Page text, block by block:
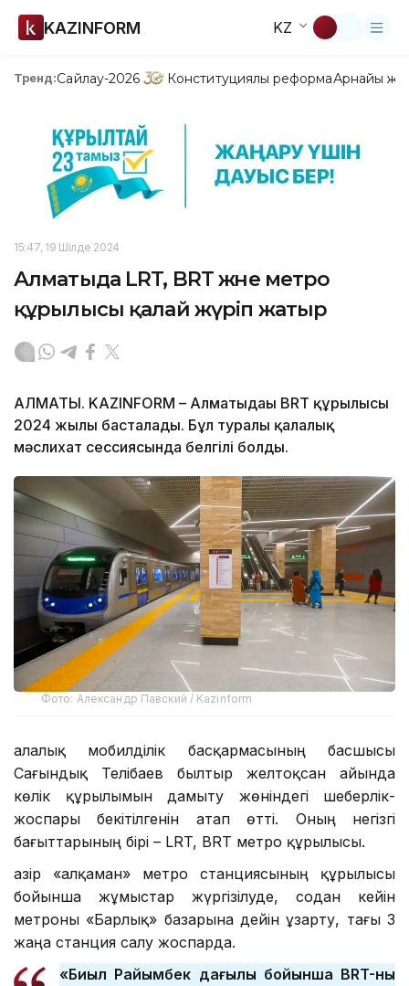
KAZINFORM KZ
Тренд:Сайлау-2026 Конституциялық реформаАрнайы
15:47, 19 Шілде 2024
Алматыда LRT, BRT және метро
құрылысы қалай жүріп жатыр
АЛМАТЫ. KAZINFORM – Алматыдағы BRT құрылысы
2024 жылы басталады. Бұл туралы қалалық
мәслихат сессиясында белгілі болды.
Фото: Александр Павский / Kazinform
Қалалық мобилділік басқармасының басшысы
Сағындық Телібаев былтыр желтоқсан айында
көлік құрылымын дамыту жөніндегі шеберлік-
жоспары бекітілгенін атап өтті. Оның негізгі
бағыттарының бірі – LRT, BRT метро құрылысы.
Қазір «Қалқаман» метро станциясының құрылысы
бойынша жұмыстар жүргізілуде, содан кейін
метроны «Барлық» базарына дейін ұзарту, тағы 3
жаңа станция салу жоспарда.
«Биыл Райымбек даңғылы бойынша BRT-ның